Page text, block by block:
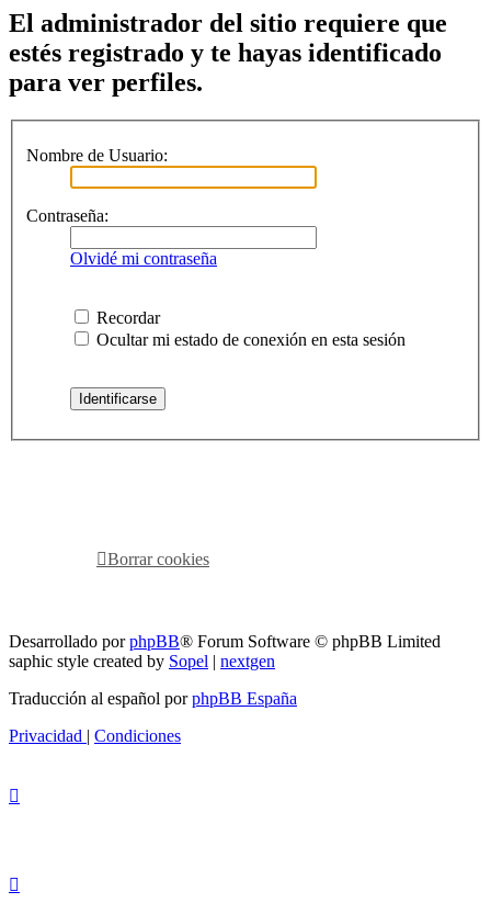
El administrador del sitio requiere que
estés registrado y te hayas identificado
para ver perfiles.
Nombre de Usuario:
Contraseña:
Olvidé mi contraseña
Recordar
Ocultar mi estado de conexión en esta sesión
Borrar cookies
Desarrollado porphpBB® Forum Software © phpBB Limited
saphic style created by Sopel | nextgen
Traducción al español porphpBB España
Privacidad | Condiciones